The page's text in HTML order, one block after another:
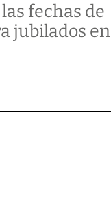
fechas de
jubilados en